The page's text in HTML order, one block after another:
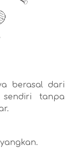
berasal dari
tanpa